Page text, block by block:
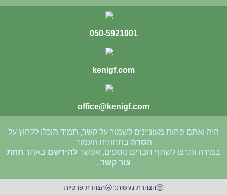
050-5921001
kenigf.com
office@kenigf.com
היה ואתם פחות מעוניינים לשמור על קשר, תמיד תוכלו ללחוץ על
הסרה בתחתית העמוד
במידה ותרצו לשתף חברים נוספים, אפשר להירשם באתר תחת
צור קשר .
הצהרת נגישות:: הצהרת פרטיות